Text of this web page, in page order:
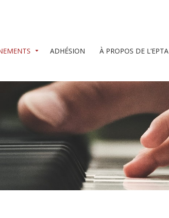
ADHÉSION À PROPOS DE L’EPTA